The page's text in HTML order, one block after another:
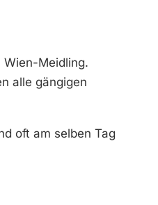
Wien-Meidling.
alle gängigen
oft am selben Tag